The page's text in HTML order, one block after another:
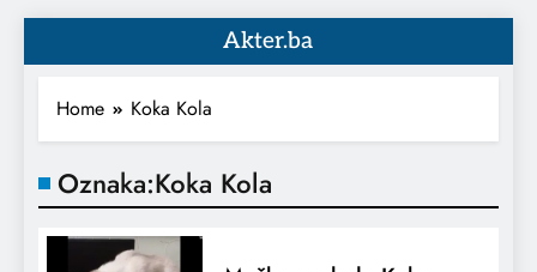
Akter.ba
Home Koka Kola
Oznaka:Koka Kola